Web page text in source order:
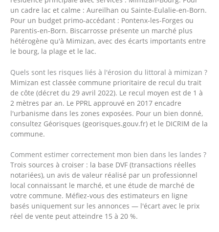
un cadre lac et calme : Aureilhan ou Sainte-Eulalie-en-Born.
Pour un budget primo-accédant : Pontenx-les-Forges ou
Parentis-en-Born. Biscarrosse présente un marché plus
hétérogène qu'à Mimizan, avec des écarts importants entre
le bourg, la plage et le lac.
Quels sont les risques liés à l'érosion du littoral à mimizan ?
Mimizan est classée commune prioritaire de recul du trait
de côte (décret du 29 avril 2022). Le recul moyen est de 1 à
2 mètres par an. Le PPRL approuvé en 2017 encadre
l'urbanisme dans les zones exposées. Pour un bien donné,
consultez Géorisques (georisques.gouv.fr) et le DICRIM de la
commune.
Comment estimer correctement mon bien dans les landes ?
Trois sources à croiser : la base DVF (transactions réelles
notariées), un avis de valeur réalisé par un professionnel
local connaissant le marché, et une étude de marché de
votre commune. Méfiez-vous des estimateurs en ligne
basés uniquement sur les annonces — l'écart avec le prix
réel de vente peut atteindre 15 à 20 %.